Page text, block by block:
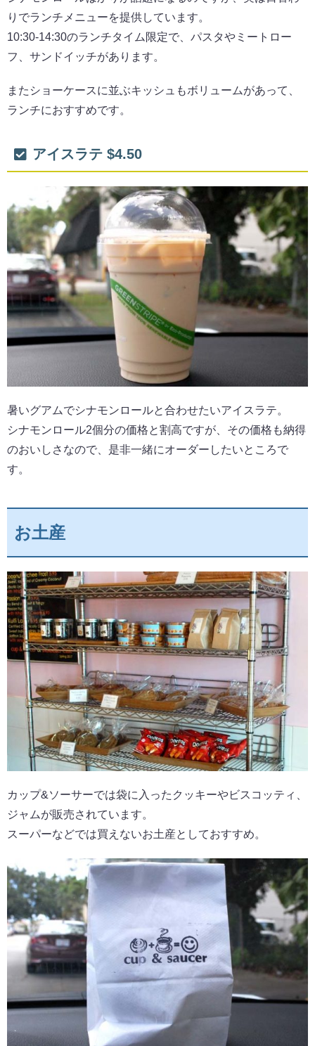
りでランチメニューを提供しています。
10:30-14:30のランチタイム限定で、パスタやミートロー
フ、サンドイッチがあります。
またショーケースに並ぶキッシュもボリュームがあって、
ランチにおすすめです。
アイスラテ $4.50
暑いグアムでシナモンロールと合わせたいアイスラテ。
シナモンロール2個分の価格と割高ですが、その価格も納得
のおいしさなので、是非一緒にオーダーしたいところで
す。
お土産
カップ&ソーサーでは袋に入ったクッキーやビスコッティ、
ジャムが販売されています。
スーパーなどでは買えないお土産としておすすめ。